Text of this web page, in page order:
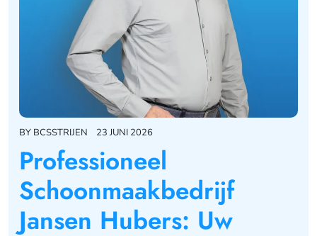
BY BCSSTRIJEN 23 JUNI 2026
Professioneel
Schoonmaakbedrijf
Jansen Hubers: Uw